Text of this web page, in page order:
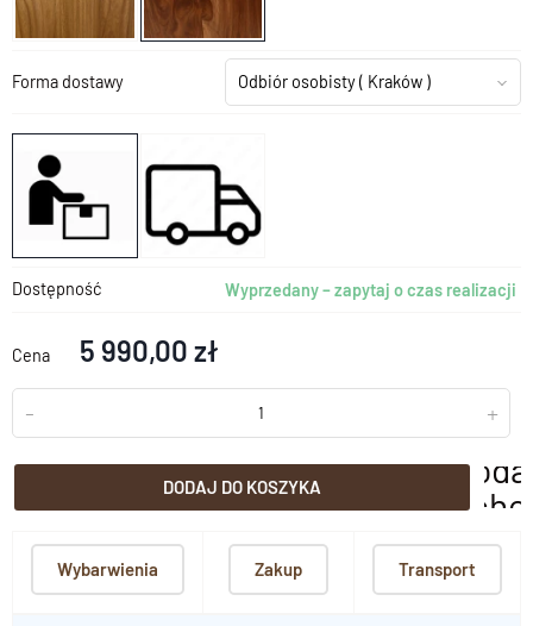
Forma dostawy Odbiór osobisty( Kraków )
Dostępność Wyprzedany – zapytaj o czas realizacji
Cena 5 990,00 zł
- +
DODAJ DO KOSZYKA
Wybarwienia Zakup Transport